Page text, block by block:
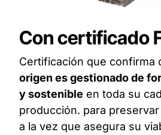
Con certificado
Certificación que confirma
origen es gestionado de
y sostenible en toda su
producción. para
a la vez que asegura su